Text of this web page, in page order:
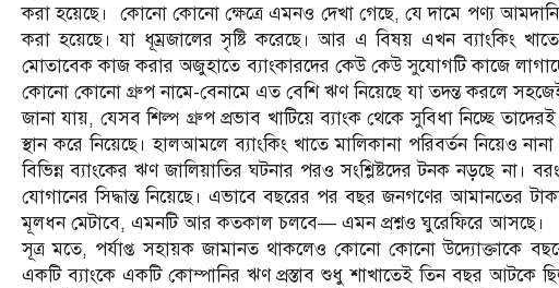
করা হয়েছে। কোনো কোনো ক্ষেত্রে এমনও দেখা গেছে, যে দামে পণ্য আমদানি
করা হয়েছে। যা ধূম্রজালের সৃষ্টি করেছে। আর এ বিষয় এখন ব্যাংকিং
মোতাবেক কাজ করার অজুহাতে ব্যাংকারদের কেউ কেউ সুযোগটি কাজে
কোনো কোনো গ্রুপ নামে-বেনামে এত বেশি ঋণ নিয়েছে যা তদন্ত করলে
জানা যায়, যেসব শিল্প গ্রুপ প্রভাব খাটিয়ে ব্যাংক থেকে সুবিধা নিচ্ছে
স্থান করে নিয়েছে। হালআমলে ব্যাংকিং খাতে মালিকানা পরিবর্তন নিয়েও
বিভিন্ন ব্যাংকের ঋণ জালিয়াতির ঘটনার পরও সংশ্লিষ্টদের টনক নড়ছে না।
যোগানের সিদ্ধান্ত নিয়েছে। এভাবে বছরের পর বছর জনগণের আমানতের
মূলধন মেটাবে, এমনটি আর কতকাল চলবে— এমন প্রশ্নও ঘুরেফিরে আসছে।
সূত্র মতে, পর্যাপ্ত সহায়ক জামানত থাকলেও কোনো কোনো উদ্যোক্তাকে
একটি ব্যাংকে একটি কোম্পানির ঋণ প্রস্তাব শুধু শাখাতেই তিন বছর আটকে